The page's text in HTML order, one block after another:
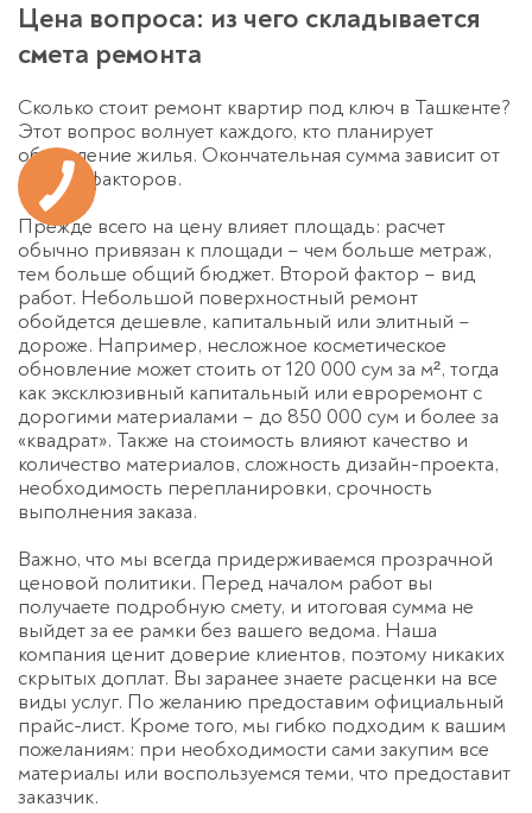
Цена вопроса: из чего складывается
смета ремонта
Сколько стоит ремонт квартир под ключ в Ташкенте?
Этот вопрос волнует каждого, кто планирует
обновление жилья. Окончательная сумма зависит от
многих факторов.
Прежде всего на цену влияет площадь: расчет
обычно привязан к площади – чем больше метраж,
тем больше общий бюджет. Второй фактор – вид
работ. Небольшой поверхностный ремонт
обойдется дешевле, капитальный или элитный –
дороже. Например, несложное косметическое
обновление может стоить от 120 000 сум за м², тогда
как эксклюзивный капитальный или евроремонт с
дорогими материалами – до 850 000 сум и более за
«квадрат». Также на стоимость влияют качество и
количество материалов, сложность дизайн-проекта,
необходимость перепланировки, срочность
выполнения заказа.
Важно, что мы всегда придерживаемся прозрачной
ценовой политики. Перед началом работ вы
получаете подробную смету, и итоговая сумма не
выйдет за ее рамки без вашего ведома. Наша
компания ценит доверие клиентов, поэтому никаких
скрытых доплат. Вы заранее знаете расценки на все
виды услуг. По желанию предоставим официальный
прайс-лист. Кроме того, мы гибко подходим к вашим
пожеланиям: при необходимости сами закупим все
материалы или воспользуемся теми, что предоставит
заказчик.